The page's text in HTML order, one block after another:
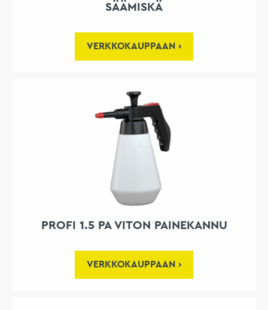
SÄÄMISKÄ
VERKKOKAUPPAAN
PROFI 1.5 PA VITON PAINEKANNU
VERKKOKAUPPAAN